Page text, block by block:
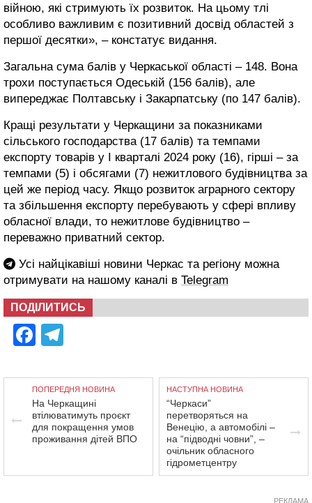
війною, які стримують їх розвиток. На цьому тлі
особливо важливим є позитивний досвід областей з
першої десятки», – констатує видання.
Загальна сума балів у Черкаської області – 148. Вона
трохи поступається Одеській (156 балів), але
випереджає Полтавську і Закарпатську (по 147 балів).
Кращі результати у Черкащини за показниками
сільського господарства (17 балів) та темпами
експорту товарів у І кварталі 2024 року (16), гірші – за
темпами (5) і обсягами (7) нежитлового будівництва за
цей же період часу. Якщо розвиток аграрного сектору
та збільшення експорту перебувають у сфері впливу
обласної влади, то нежитлове будівництво –
переважно приватний сектор.
Усі найцікавіші новини Черкас та регіону можна
отримувати на нашому каналі в Telegram
ПОДІЛИТИСЬ
Facebook
ПОПЕРЕДНЯ НОВИНА
На Черкащині
втілюватимуть проєкт
для покращення умов
проживання дітей ВПО
НАСТУПНА НОВИНА
“Черкаси”
перетворяться на
Венецію, а автомобілі –
на “підводні човни”, –
очільник обласного
гідрометцентру
РЕКЛАМА